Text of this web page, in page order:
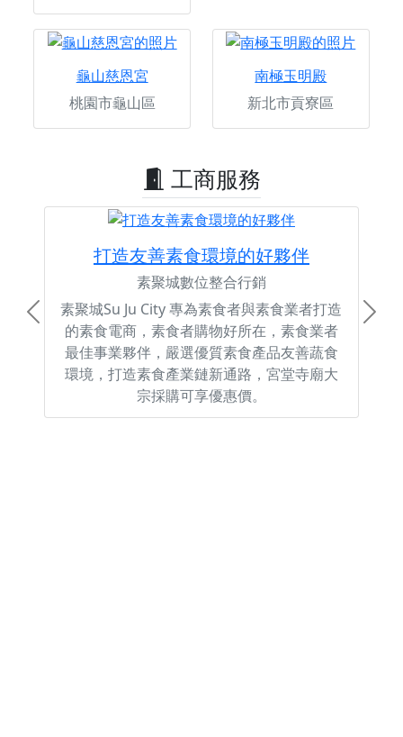
龜山慈恩宮
桃園市龜山區
南極玉明殿
新北市貢寮區
工商服務
打造友善素食環境的好夥伴
素聚城數位整合行銷
素聚城Su Ju City 專為素食者與素食業者打造
的素食電商，素食者購物好所在，素食業者
最佳事業夥伴，嚴選優質素食產品友善蔬食
環境，打造素食產業鏈新通路，宮堂寺廟大
宗採購可享優惠價。
Previous Next